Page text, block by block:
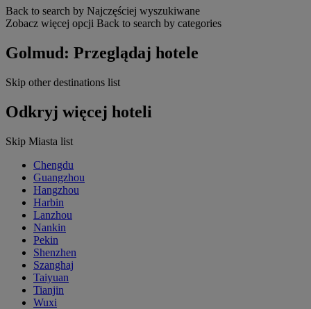
Back to search by Najczęściej wyszukiwane
Zobacz więcej opcji Back to search by categories
Golmud: Przeglądaj hotele
Skip other destinations list
Odkryj więcej hoteli
Skip Miasta list
Chengdu
Guangzhou
Hangzhou
Harbin
Lanzhou
Nankin
Pekin
Shenzhen
Szanghaj
Taiyuan
Tianjin
Wuxi